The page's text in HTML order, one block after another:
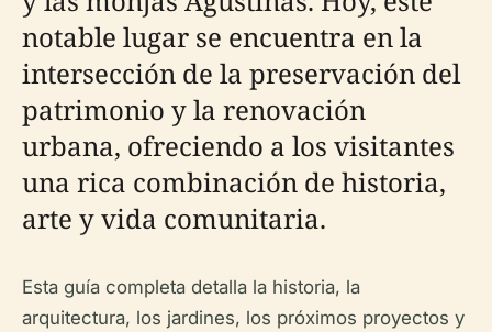
notable lugar se encuentra en la
intersección de la preservación del
patrimonio y la renovación
urbana, ofreciendo a los visitantes
una rica combinación de historia,
arte y vida comunitaria.
Esta guía completa detalla la historia, la
arquitectura, los jardines, los próximos proyectos y